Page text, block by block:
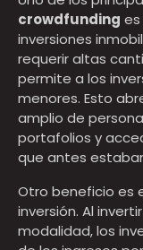
crowdfunding
inversiones
requerir altas
permite a los
menores. Esto
amplio de
portafolios y
que antes
Otro beneficio es
inversión. Al
modalidad, los